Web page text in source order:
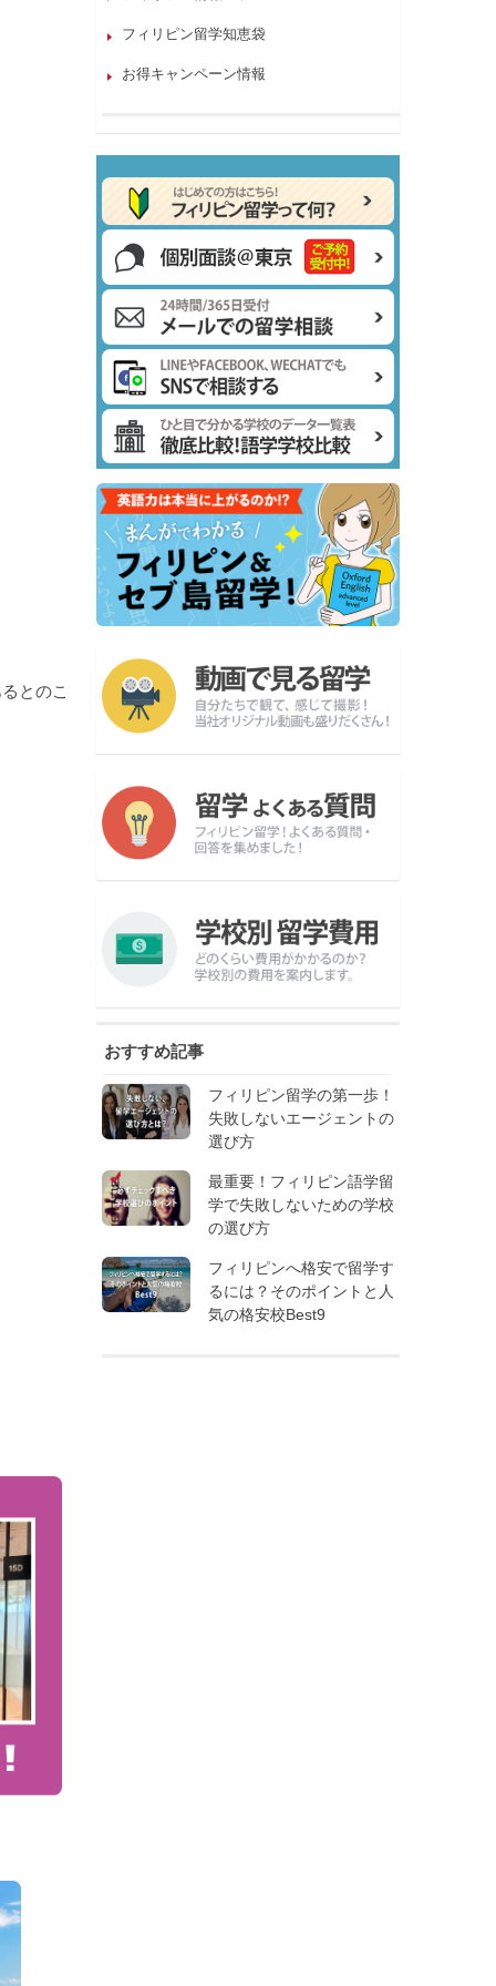
とのこ
フィリピン留学知恵袋
お得キャンペーン情報
おすすめ記事
フィリピン留学の第一歩！
失敗しないエージェントの
選び方
最重要！フィリピン語学留
学で失敗しないための学校
の選び方
フィリピンへ格安で留学す
るには？そのポイントと人
気の格安校Best9